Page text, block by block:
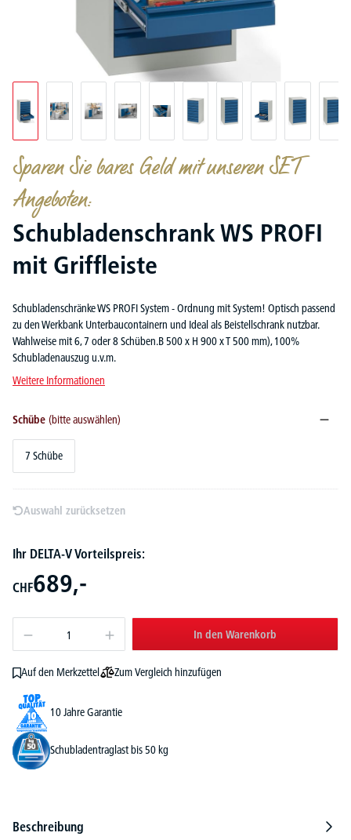
Sparen Sie bares Geld mit unseren SET
Angeboten:
Schubladenschrank WS PROFI
mit Griffleiste
Schubladenschränke WS PROFI System - Ordnung mit System! Optisch passend
zu den Werkbank Unterbaucontainern und Ideal als Beistellschrank nutzbar.
Wahlweise mit 6, 7 oder 8 Schüben.B 500 x H 900 x T 500 mm), 100%
Schubladenauszug u.v.m.
Weitere Informationen
Schübe (bitte auswählen)
7 Schübe
Auswahl zurücksetzen
Ihr DELTA-V Vorteilspreis:
CHF689,-
In den Warenkorb
Auf den Merkzettel Zum Vergleich hinzufügen
10 Jahre Garantie
Schubladentraglast bis 50 kg
Beschreibung